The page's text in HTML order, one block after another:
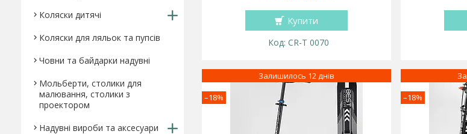
Купити
CR-T 0070
–18%
Залишилось 12 днів
–18%
Коляски дитячі
Коляски для ляльок та пупсів
Човни та байдарки надувні
Мольберти, столики для
малювання, столики з
проектором
Надувні вироби та аксесуари